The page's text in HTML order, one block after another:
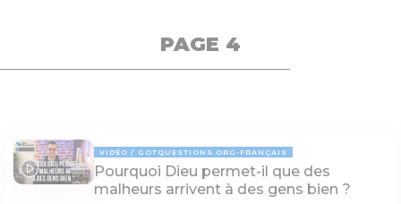
PAGE 4
03:33
VIDÉO GOTQUESTIONS.ORG-FRANÇAIS
Pourquoi Dieu permet-il que des
malheurs arrivent à des gens bien ?